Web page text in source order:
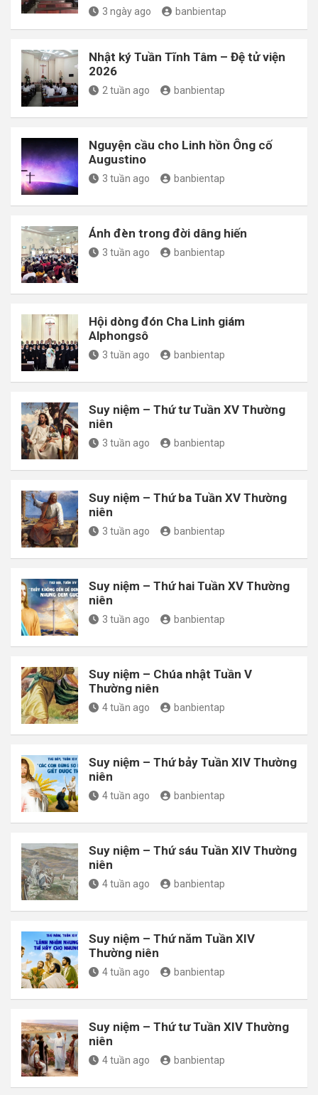
3 ngày ago banbientap
Nhật ký Tuần Tĩnh Tâm – Đệ tử viện
2026
2 tuần ago banbientap
Nguyện cầu cho Linh hồn Ông cố
Augustino
3 tuần ago banbientap
Ánh đèn trong đời dâng hiến
3 tuần ago banbientap
Hội dòng đón Cha Linh giám
Alphongsô
3 tuần ago banbientap
Suy niệm – Thứ tư Tuần XV Thường
niên
3 tuần ago banbientap
Suy niệm – Thứ ba Tuần XV Thường
niên
3 tuần ago banbientap
Suy niệm – Thứ hai Tuần XV Thường
niên
3 tuần ago banbientap
Suy niệm – Chúa nhật Tuần V
Thường niên
4 tuần ago banbientap
Suy niệm – Thứ bảy Tuần XIV Thường
niên
4 tuần ago banbientap
Suy niệm – Thứ sáu Tuần XIV Thường
niên
4 tuần ago banbientap
Suy niệm – Thứ năm Tuần XIV
Thường niên
4 tuần ago banbientap
Suy niệm – Thứ tư Tuần XIV Thường
niên
4 tuần ago banbientap